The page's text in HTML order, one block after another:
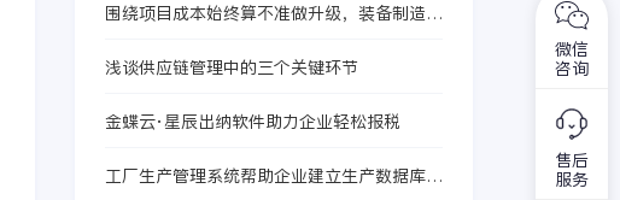
围绕项目成本始终算不准做升级，装备制造行
星空
浅谈供应链管理中的三个关键环节
金蝶云·星辰出纳软件助力企业轻松报税
工厂生产管理系统帮助企业建立生产数据库，
微信
咨询
售后
服务